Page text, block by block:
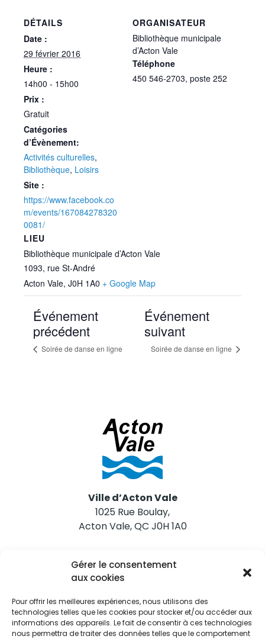
Gérer le consentement
aux cookies
Pour offrir les meilleures expériences, nous utilisons des
technologies telles que les cookies pour stocker et/ou accéder aux
informations des appareils. Le fait de consentir à ces technologies
nous permettra de traiter des données telles que le comportement
DÉTAILS
Date :
29 février 2016
Heure :
14h00 - 15h00
Prix :
Gratuit
Catégories
d’Évènement:
Activités culturelles,
Bibliothèque, Loisirs
Site :
https://www.facebook.co
m/events/167084278320
0081/
LIEU
Bibliothèque municipale d’Acton Vale
1093, rue St-André
Acton Vale, J0H 1A0 + Google Map
ORGANISATEUR
Bibliothèque municipale
d’Acton Vale
Téléphone
450 546-2703, poste 252
Événement
précédent
Soirée de danse en ligne
Événement
suivant
Soirée de danse en ligne
Ville d’Acton Vale
1025 Rue Boulay,
Acton Vale, QC J0H 1A0
Nous joindre
Tél. 450 546-2703